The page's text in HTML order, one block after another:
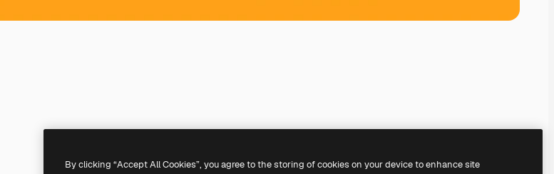
By clicking “Accept All Cookies”, you agree to the storing of cookies on your device to enhance site